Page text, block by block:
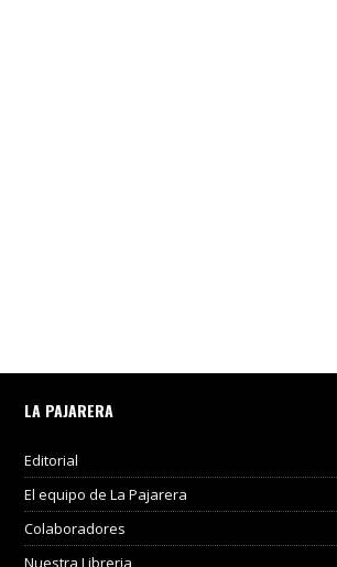
LA PAJARERA
Editorial
El equipo de La Pajarera
Colaboradores
Nuestra Libreria